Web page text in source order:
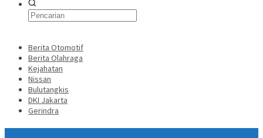
Berita Otomotif
Berita Olahraga
Kejahatan
Nissan
Bulutangkis
DKI Jakarta
Gerindra